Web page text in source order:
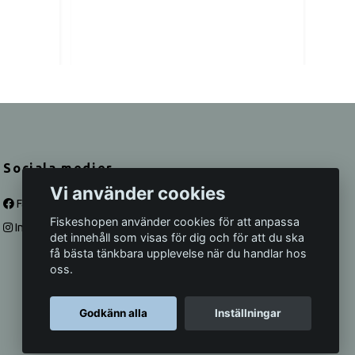
Sociala medier
Facebook
Instagram
Vi använder cookies
Fiskeshopen använder cookies för att anpassa
det innehåll som visas för dig och för att du ska
få bästa tänkbara upplevelse när du handlar hos
oss.
Godkänn alla Inställningar